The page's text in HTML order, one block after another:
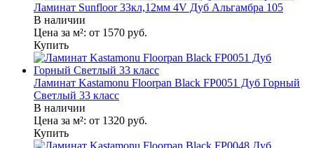
Ламинат Sunfloor 33кл,12мм 4V Дуб Альгамбра 105
В наличии
Цена за м²: от 1570 руб.
Купить
Ламинат Kastamonu Floorpan Black FP0051 Дуб Горный
Светлый 33 класс
В наличии
Цена за м²: от 1320 руб.
Купить